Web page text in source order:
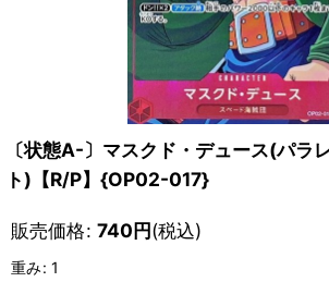
〔状態A-〕マスクド・デュース(パラ
ト)【R/P】{OP02-017}
販売価格: 740円(税込)
重み: 1